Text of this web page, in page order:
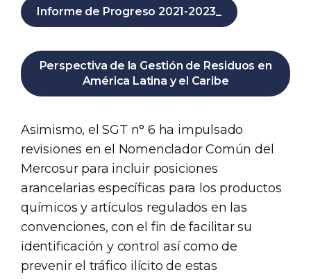
Informe de Progreso 2021-2023_
Perspectiva de la Gestión de Residuos en
América Latina y el Caribe
Asimismo, el SGT n° 6 ha impulsado
revisiones en el Nomenclador Común del
Mercosur para incluir posiciones
arancelarias específicas para los productos
químicos y artículos regulados en las
convenciones, con el fin de facilitar su
identificación y control así como de
prevenir el tráfico ilícito de estas